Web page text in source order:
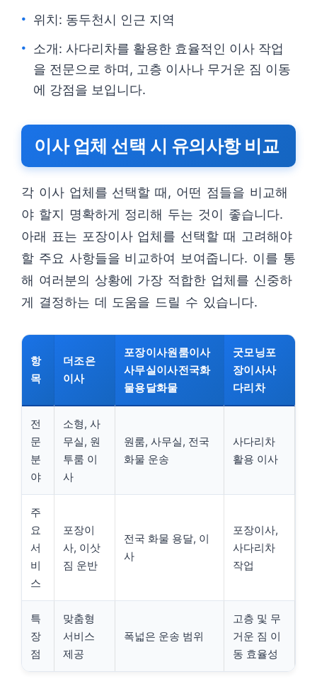
위치: 동두천시 인근 지역
소개: 사다리차를 활용한 효율적인 이사 작업
을 전문으로 하며, 고층 이사나 무거운 짐 이동
에 강점을 보입니다.
이사 업체 선택 시 유의사항 비교
각 이사 업체를 선택할 때, 어떤 점들을 비교해
야 할지 명확하게 정리해 두는 것이 좋습니다.
아래 표는 포장이사 업체를 선택할 때 고려해야
할 주요 사항들을 비교하여 보여줍니다. 이를 통
해 여러분의 상황에 가장 적합한 업체를 신중하
게 결정하는 데 도움을 드릴 수 있습니다.
항
목
더조은
이사
포장이사원룸이사
사무실이사전국화
물용달화물
굿모닝포
장이사사
다리차
전
문
분
야
소형, 사
무실, 원
투룸 이
사
원룸, 사무실, 전국
화물 운송
사다리차
활용 이사
주
요
서
비
스
포장이
사, 이삿
짐 운반
전국 화물 용달, 이
사
포장이사,
사다리차
작업
특
장
점
맞춤형
서비스
제공
폭넓은 운송 범위
고층 및 무
거운 짐 이
동 효율성